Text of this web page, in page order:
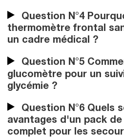
Question N°4
thermomètre frontal
un cadre médical ?
Question N°5
glucomètre pour un
glycémie ?
Question N°6 Quels
avantages d'un pack
complet pour les